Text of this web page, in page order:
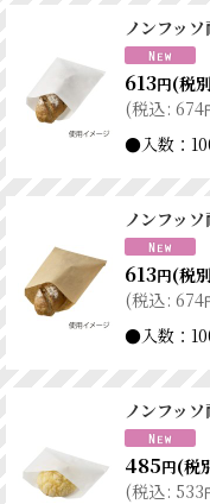
ノンフッ
613円(税
(税込: 674
●入数：
ノンフッ
613円(税
(税込: 674
●入数：
ノンフッ
485円(税
(税込: 533